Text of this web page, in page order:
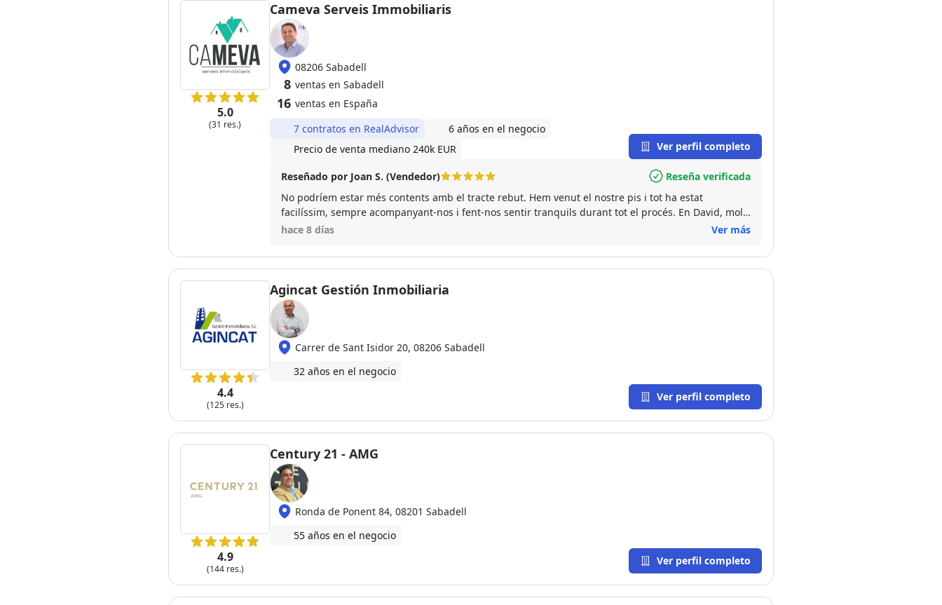
5.0
(31 res.)
Cameva Serveis Immobiliaris
08206 Sabadell
8 ventas en Sabadell
16 ventas en España
7 contratos en RealAdvisor
6 años en el negocio
Precio de venta mediano 240k EUR
Ver perfil completo
Reseñado por Joan S. (Vendedor)
Reseña verificada
No podríem estar més contents amb el tracte rebut. Hem venut el nostre pis i tot ha estat
facilíssim, sempre acompanyant-nos i fent-nos sentir tranquils durant tot el procés. En David, molt
professional, proper i de tota confiança. El recomanaríem i el tornaríem a triar sense cap mena de
hace 8 días Ver más
4.4
(125 res.)
Agincat Gestión Inmobiliaria
Carrer de Sant Isidor 20, 08206 Sabadell
32 años en el negocio
Ver perfil completo
4.9
(144 res.)
Century 21 - AMG
Ronda de Ponent 84, 08201 Sabadell
55 años en el negocio
Ver perfil completo